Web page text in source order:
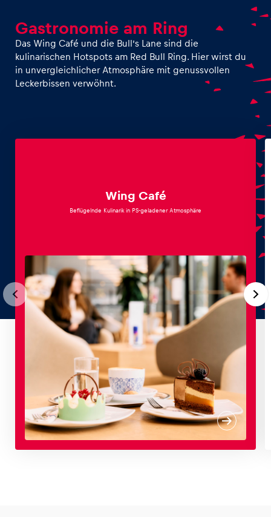
Gastronomie am Ring
Das Wing Café und die Bull’s Lane sind die
kulinarischen Hotspots am Red Bull Ring. Hier wirst du
in unvergleichlicher Atmosphäre mit genussvollen
Leckerbissen verwöhnt.
Wing Café
Beflügelnde Kulinarik in PS-geladener Atmosphäre